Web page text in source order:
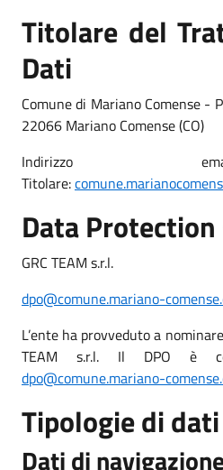
Titolare del
Dati
Comune di Mariano Comense -
22066 Mariano Comense (CO)
Indirizzo
Titolare:
Data
GRC TEAM s.r.l.
dpo@comune.mariano-
L’ente ha provveduto a
TEAM s.r.l. Il DPO è
dpo@comune.mariano-
Tipologie di
Dati di